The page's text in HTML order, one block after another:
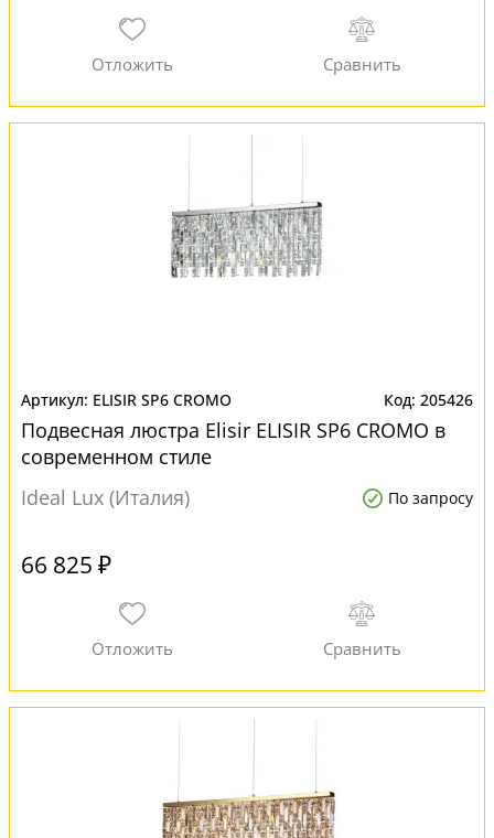
ELISIR SP6 CROMO 205426
Подвесная люстра Elisir ELISIR SP6 CROMO в
современном стиле
Ideal Lux (Италия)
По запросу
66 825 ₽